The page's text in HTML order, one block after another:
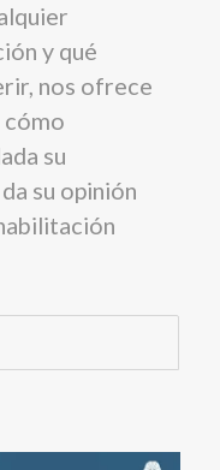
y qué
nos ofrece
cómo
su
su opinión